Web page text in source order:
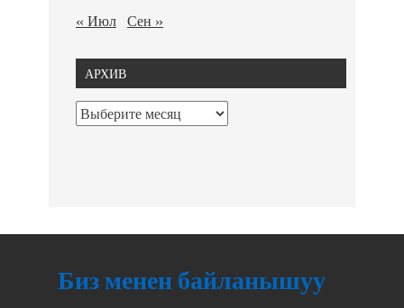
« Июл Сен »
АРХИВ
Биз менен байланышуу